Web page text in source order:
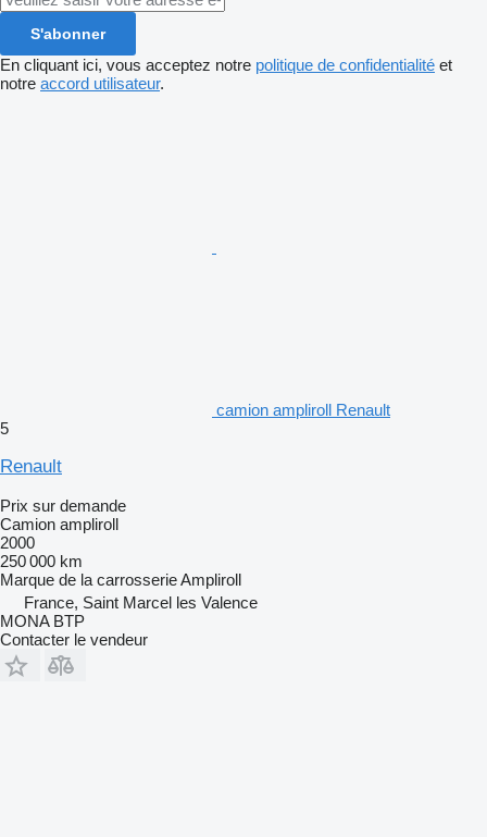
S'abonner
En cliquant ici, vous acceptez notre politique de confidentialité et
notre accord utilisateur.
camion ampliroll Renault
5
Renault
Prix sur demande
Camion ampliroll
2000
250 000 km
Marque de la carrosserieAmpliroll
France, Saint Marcel les Valence
MONA BTP
Contacter le vendeur